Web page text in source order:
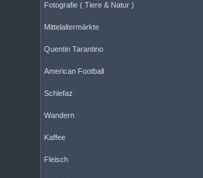
Fotografie ( Tiere & Natur )
Mittelaltermärkte
Quentin Tarantino
American Football
Schlefaz
Wandern
Kaffee
Fleisch